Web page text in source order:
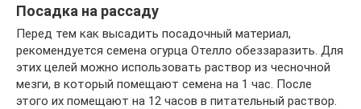
Посадка на рассаду
Перед тем как высадить посадочный материал,
рекомендуется семена огурца Отелло обеззаразить. Для
этих целей можно использовать раствор из чесночной
мезги, в который помещают семена на 1 час. После
этого их помещают на 12 часов в питательный раствор.